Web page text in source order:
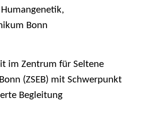
Bonn
im Zentrum für Seltene
(ZSEB) mit Schwerpunkt
Begleitung